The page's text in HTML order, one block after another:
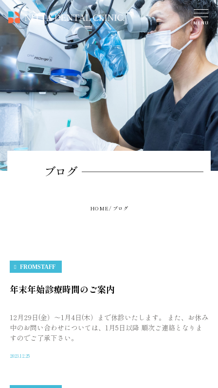
ブログ
HOME ブログ
FROMSTAFF
年末年始診療時間のご案内
12月29日(金）〜1月4日(木）まで休診いたします。 また、お休み
中のお問い合わせについては、1月5日以降 順次ご連絡となりま
すのでご了承下さい。
2023.12.25